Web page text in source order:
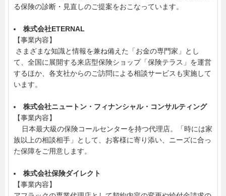
る保険の診断・見直しのご提案をおこなっています。
株式会社ETERNAL
【事業内容】
さまざまな知識と情報を兼ね備えた「お金の専門家」とし
て、全国に展開する来店型保険ショップ「保険テラス」を運営
するほか、各支社からのご訪問による相談サービスも実施して
います。
株式会社ニュートン・フィナンシャル・コンサルティング
【事業内容】
日本最大級の保険コールセンターを持つ代理店。「時には家
族以上の相談相手」として、お客様に寄り添い、ニーズに合っ
た保障をご用意します。
株式会社保険ダイレクト
【事業内容】